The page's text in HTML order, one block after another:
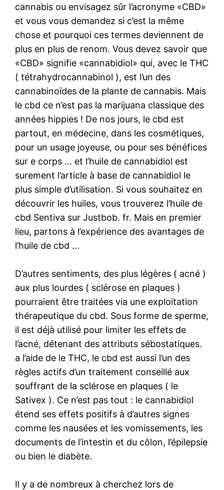
cannabis ou envisagez sûr l’acronyme «CBD»
et vous vous demandez si c’est la même
chose et pourquoi ces termes deviennent de
plus en plus de renom. Vous devez savoir que
«CBD» signifie «cannabidiol» qui, avec le THC
( tétrahydrocannabinol ), est l’un des
cannabinoïdes de la plante de cannabis. Mais
le cbd ce n’est pas la marijuana classique des
années hippies ! De nos jours, le cbd est
partout, en médecine, dans les cosmétiques,
pour un usage joyeuse, ou pour ses bénéfices
sur e corps … et l’huile de cannabidiol est
surement l’article à base de cannabidiol le
plus simple d’utilisation. Si vous souhaitez en
découvrir les huiles, vous trouverez l’huile de
cbd Sentiva sur Justbob. fr. Mais en premier
lieu, partons à l’expérience des avantages de
l’huile de cbd …
D’autres sentiments, des plus légères ( acné )
aux plus lourdes ( sclérose en plaques )
pourraient être traitées via une exploitation
thérapeutique du cbd. Sous forme de sperme,
il est déjà utilisé pour limiter les effets de
l’acné, détenant des attributs sébostatiques.
a l’aide de le THC, le cbd est aussi l’un des
règles actifs d’un traitement conseillé aux
souffrant de la sclérose en plaques ( le
Sativex ). Ce n’est pas tout : le cannabidiol
étend ses effets positifs à d’autres signes
comme les nausées et les vomissements, les
documents de l’intestin et du côlon, l’épilepsie
ou bien le diabète.
Il y a de nombreux à cherchez lors de